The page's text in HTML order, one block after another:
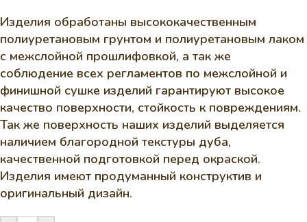
Изделия обработаны высококачественным
полиуретановым грунтом и полиуретановым лаком
с межслойной прошлифовкой, а так же
соблюдение всех регламентов по межслойной и
финишной сушке изделий гарантируют высокое
качество поверхности, стойкость к повреждениям.
Так же поверхность наших изделий выделяется
наличием благородной текстуры дуба,
качественной подготовкой перед окраской.
Изделия имеют продуманный конструктив и
оригинальный дизайн.